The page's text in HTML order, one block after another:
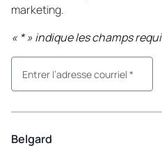
marketing.
« *» indique les champs
Belgard